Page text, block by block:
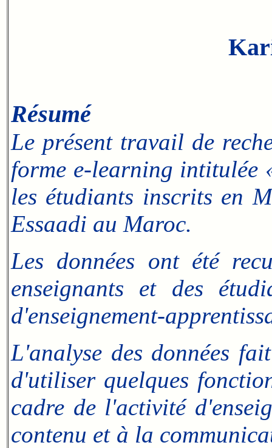
Résumé
Le présent travail de
forme e-learning intitulée
les étudiants inscrits en
Essaadi au Maroc.
Les données ont été
enseignants et des
d'enseignement-
L'analyse des données
d'utiliser quelques
cadre de l'activité
contenu et à la